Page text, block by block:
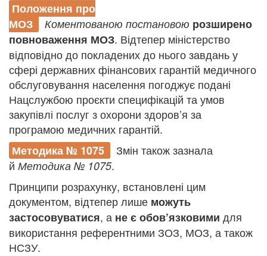
Положення про
МОЗ
Коментованою постановою розширено
повноваження МОЗ. Відтепер міністерство
відповідно до покладених до нього завдань у
сфері державних фінансових гарантій медичного
обслуговування населення погоджує подані
Нацслужбою проєкти специфікацій та умов
закупівлі послуг з охорони здоров’я за
програмою медичних гарантій.
Методика № 1075
Змін також зазнала
й Методика № 1075.
Принципи розрахунку, встановлені цим
документом, відтепер лише можуть
застосовуватися, а не є обов’язковими для
використання референтними ЗОЗ, МОЗ, а також
НСЗУ.